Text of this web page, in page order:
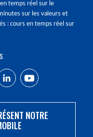
temps réel sur le
sur les valeurs et
: cours en temps réel sur
NOTRE